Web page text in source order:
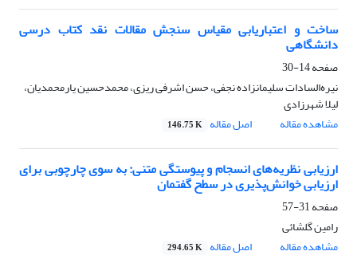
ساخت و اعتباریابی مقیاس سنجش مقالات نقد کتاب درسی
دانشگاهی
صفحه14-30
نیره‌السادات سلیمانزاده نجفی، حسن اشرفی ریزی، محمدحسین یارمحمدیان،
لیلا شهرزادی
مشاهده مقاله
اصل مقاله 146.75 K
ارزیابی نظریه‌های انسجام و پیوستگی متنی: به ‌سوی چارچوبی برای
ارزیابی خوانش‌پذیری در سطح گفتمان
صفحه31-57
رامین گلشائی
مشاهده مقاله
اصل مقاله 294.65 K